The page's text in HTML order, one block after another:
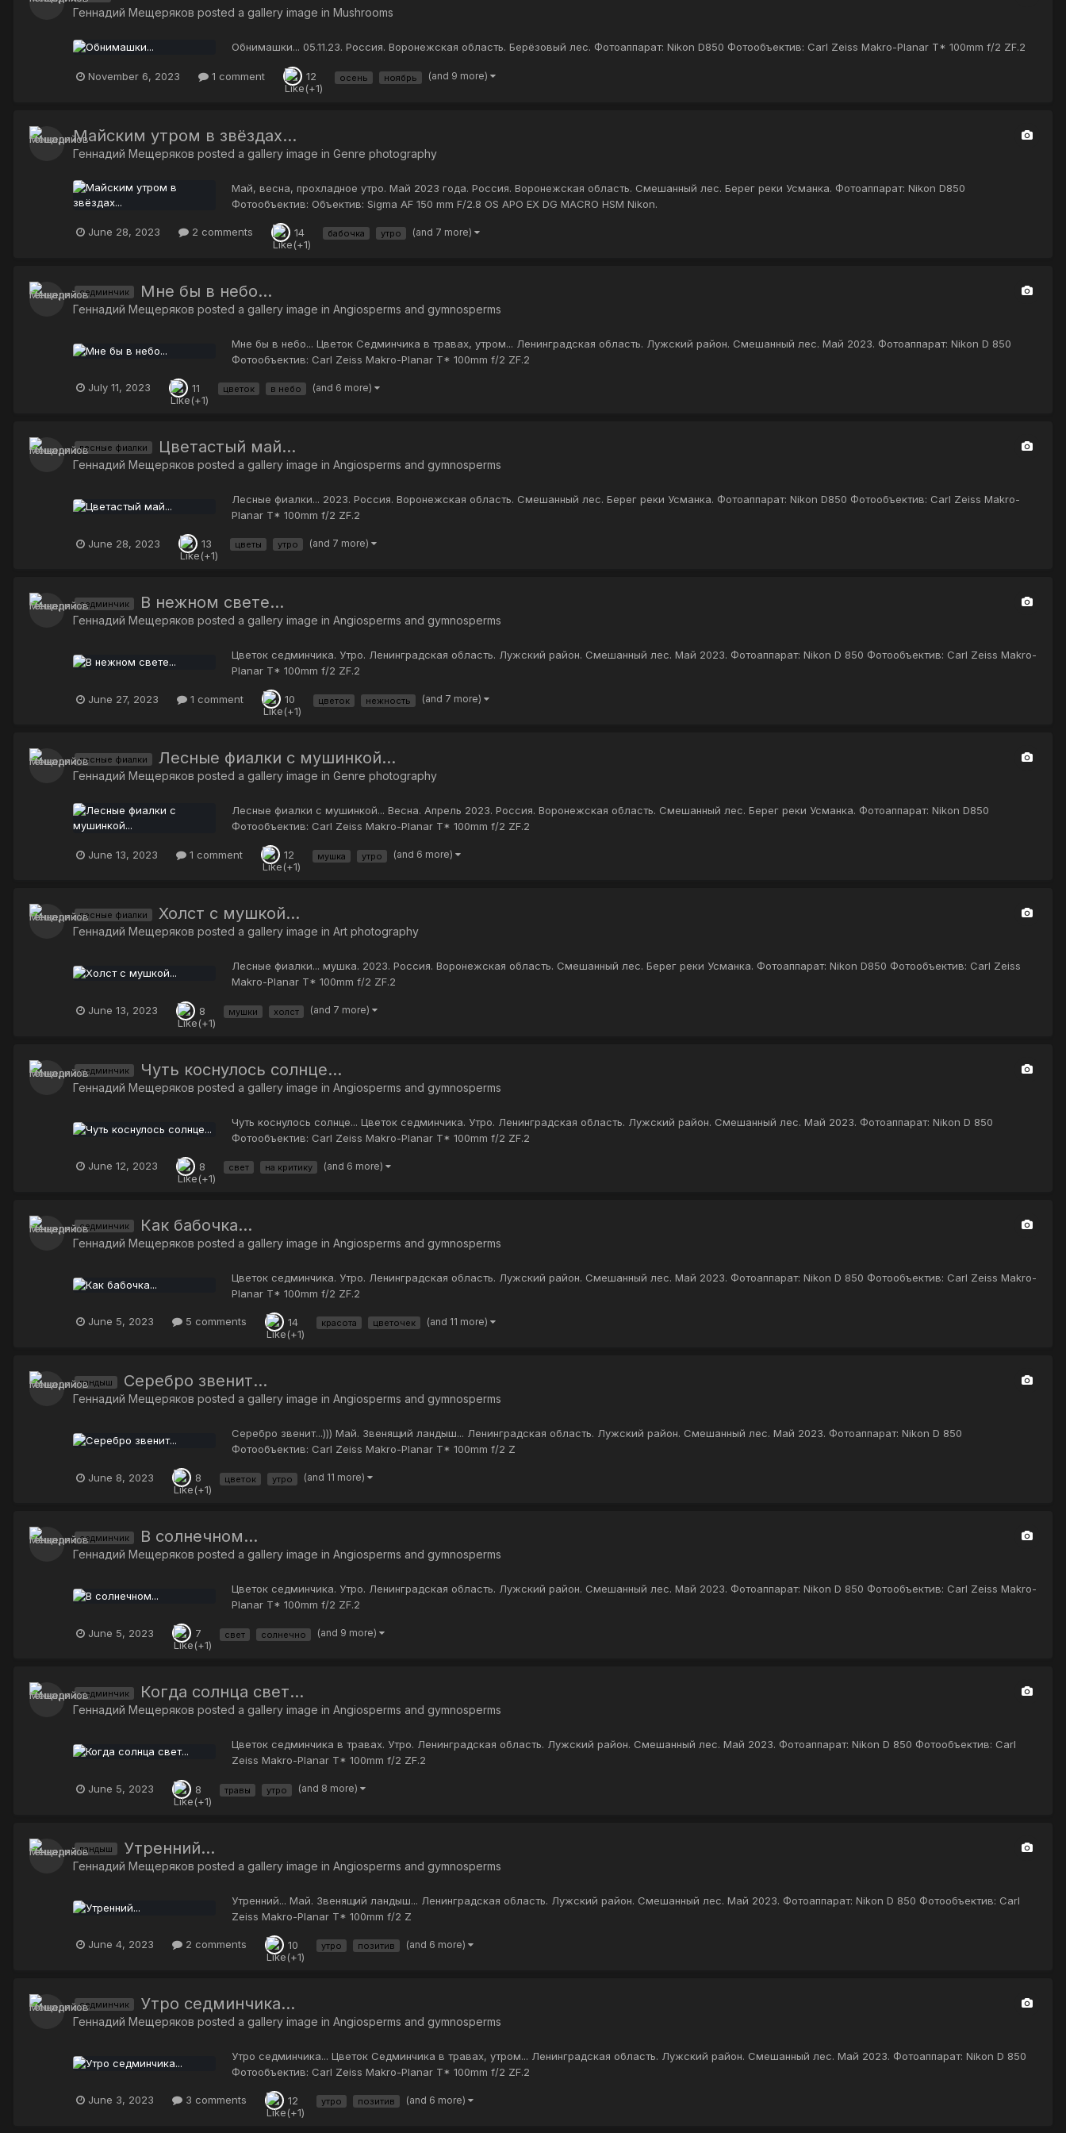
Геннадий Мещеряков posted a gallery image in Mushrooms
Обнимашки... 05.11.23. Россия. Воронежская область. Берёзовый лес. Фотоаппарат: Nikon D850 Фотообъектив: Carl Zeiss Makro-Planar T* 100mm f/2 ZF.2
November 6, 2023 1 comment 12 осень ноябрь (and 9 more)
Майским утром в звёздах...
Геннадий Мещеряков posted a gallery image in Genre photography
Май, весна, прохладное утро. Май 2023 года. Россия. Воронежская область. Смешанный лес. Берег реки Усманка. Фотоаппарат: Nikon D850
Фотообъектив: Объектив: Sigma AF 150 mm F/2.8 OS APO EX DG MACRO HSM Nikon.
June 28, 2023 2 comments 14 бабочка утро (and 7 more)
седминчик Мне бы в небо...
Геннадий Мещеряков posted a gallery image in Angiosperms and gymnosperms
Мне бы в небо... Цветок Седминчика в травах, утром... Ленинградская область. Лужский район. Смешанный лес. Май 2023. Фотоаппарат: Nikon D 850
Фотообъектив: Carl Zeiss Makro-Planar T* 100mm f/2 ZF.2
July 11, 2023 11 цветок в небо (and 6 more)
лесные фиалки Цветастый май...
Геннадий Мещеряков posted a gallery image in Angiosperms and gymnosperms
Лесные фиалки... 2023. Россия. Воронежская область. Смешанный лес. Берег реки Усманка. Фотоаппарат: Nikon D850 Фотообъектив: Carl Zeiss Makro-
Planar T* 100mm f/2 ZF.2
June 28, 2023 13 цветы утро (and 7 more)
седминчик В нежном свете...
Геннадий Мещеряков posted a gallery image in Angiosperms and gymnosperms
Цветок седминчика. Утро. Ленинградская область. Лужский район. Смешанный лес. Май 2023. Фотоаппарат: Nikon D 850 Фотообъектив: Carl Zeiss Makro-
Planar T* 100mm f/2 ZF.2
June 27, 2023 1 comment 10 цветок нежность (and 7 more)
лесные фиалки Лесные фиалки с мушинкой...
Геннадий Мещеряков posted a gallery image in Genre photography
Лесные фиалки с мушинкой... Весна. Апрель 2023. Россия. Воронежская область. Смешанный лес. Берег реки Усманка. Фотоаппарат: Nikon D850
Фотообъектив: Carl Zeiss Makro-Planar T* 100mm f/2 ZF.2
June 13, 2023 1 comment 12 мушка утро (and 6 more)
лесные фиалки Холст с мушкой...
Геннадий Мещеряков posted a gallery image in Art photography
Лесные фиалки... мушка. 2023. Россия. Воронежская область. Смешанный лес. Берег реки Усманка. Фотоаппарат: Nikon D850 Фотообъектив: Carl Zeiss
Makro-Planar T* 100mm f/2 ZF.2
June 13, 2023 8 мушки холст (and 7 more)
седминчик Чуть коснулось солнце...
Геннадий Мещеряков posted a gallery image in Angiosperms and gymnosperms
Чуть коснулось солнце... Цветок седминчика. Утро. Ленинградская область. Лужский район. Смешанный лес. Май 2023. Фотоаппарат: Nikon D 850
Фотообъектив: Carl Zeiss Makro-Planar T* 100mm f/2 ZF.2
June 12, 2023 8 свет на критику (and 6 more)
седминчик Как бабочка...
Геннадий Мещеряков posted a gallery image in Angiosperms and gymnosperms
Цветок седминчика. Утро. Ленинградская область. Лужский район. Смешанный лес. Май 2023. Фотоаппарат: Nikon D 850 Фотообъектив: Carl Zeiss Makro-
Planar T* 100mm f/2 ZF.2
June 5, 2023 5 comments 14 красота цветочек (and 11 more)
ландыш Серебро звенит...
Геннадий Мещеряков posted a gallery image in Angiosperms and gymnosperms
Серебро звенит...))) Май. Звенящий ландыш... Ленинградская область. Лужский район. Смешанный лес. Май 2023. Фотоаппарат: Nikon D 850
Фотообъектив: Carl Zeiss Makro-Planar T* 100mm f/2 Z
June 8, 2023 8 цветок утро (and 11 more)
седминчик В солнечном...
Геннадий Мещеряков posted a gallery image in Angiosperms and gymnosperms
Цветок седминчика. Утро. Ленинградская область. Лужский район. Смешанный лес. Май 2023. Фотоаппарат: Nikon D 850 Фотообъектив: Carl Zeiss Makro-
Planar T* 100mm f/2 ZF.2
June 5, 2023 7 свет солнечно (and 9 more)
седминчик Когда солнца свет...
Геннадий Мещеряков posted a gallery image in Angiosperms and gymnosperms
Цветок седминчика в травах. Утро. Ленинградская область. Лужский район. Смешанный лес. Май 2023. Фотоаппарат: Nikon D 850 Фотообъектив: Carl
Zeiss Makro-Planar T* 100mm f/2 ZF.2
June 5, 2023 8 травы утро (and 8 more)
ландыш Утренний...
Геннадий Мещеряков posted a gallery image in Angiosperms and gymnosperms
Утренний... Май. Звенящий ландыш... Ленинградская область. Лужский район. Смешанный лес. Май 2023. Фотоаппарат: Nikon D 850 Фотообъектив: Carl
Zeiss Makro-Planar T* 100mm f/2 Z
June 4, 2023 2 comments 10 утро позитив (and 6 more)
седминчик Утро седминчика...
Геннадий Мещеряков posted a gallery image in Angiosperms and gymnosperms
Утро седминчика... Цветок Седминчика в травах, утром... Ленинградская область. Лужский район. Смешанный лес. Май 2023. Фотоаппарат: Nikon D 850
Фотообъектив: Carl Zeiss Makro-Planar T* 100mm f/2 ZF.2
June 3, 2023 3 comments 12 утро позитив (and 6 more)